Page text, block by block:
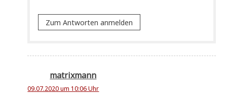
Zum Antworten anmelden
matrixmann
09.07.2020 um 10:06 Uhr